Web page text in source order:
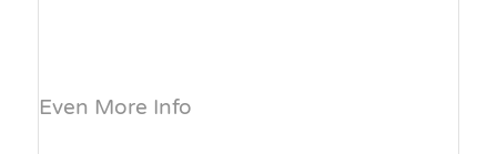
Even More Info